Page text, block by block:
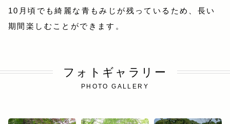
10月頃でも綺麗な青もみじが残っているため、長い
期間楽しむことができます。
フォトギャラリー
PHOTO GALLERY